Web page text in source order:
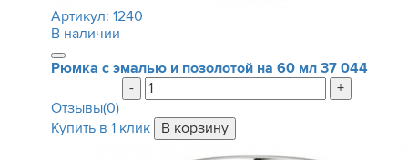
Артикул: 1240
В наличии
Рюмка с эмалью и позолотой на 60 мл 37 044
-
+
Отзывы(0)
Купить в 1 клик